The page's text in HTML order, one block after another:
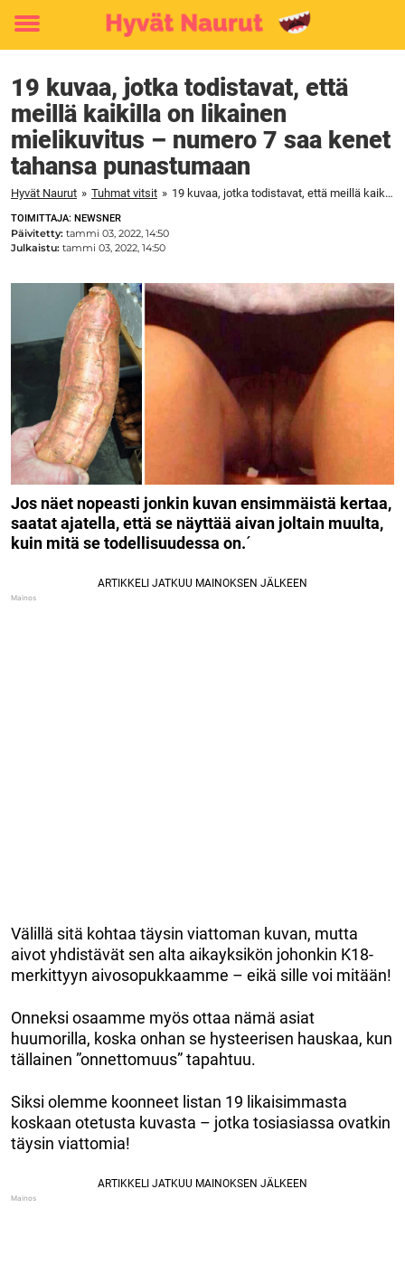
Toggle
19 kuvaa, jotka todistavat, että
meillä kaikilla on likainen
mielikuvitus – numero 7 saa kenet
tahansa punastumaan
Hyvät Naurut » Tuhmat vitsit » 19 kuvaa, jotka todistavat, että meillä kaikilla on likainen mielikuvitus – numero 7 saa kenet tahansa punastumaan
TOIMITTAJA: NEWSNER
Päivitetty: tammi 03, 2022, 14:50
Julkaistu: tammi 03, 2022, 14:50
Jos näet nopeasti jonkin kuvan ensimmäistä kertaa,
saatat ajatella, että se näyttää aivan joltain muulta,
kuin mitä se todellisuudessa on.´
Välillä sitä kohtaa täysin viattoman kuvan, mutta
aivot yhdistävät sen alta aikayksikön johonkin K18-
merkittyyn aivosopukkaamme – eikä sille voi mitään!
Onneksi osaamme myös ottaa nämä asiat
huumorilla, koska onhan se hysteerisen hauskaa, kun
tällainen ”onnettomuus” tapahtuu.
Siksi olemme koonneet listan 19 likaisimmasta
koskaan otetusta kuvasta – jotka tosiasiassa ovatkin
täysin viattomia!